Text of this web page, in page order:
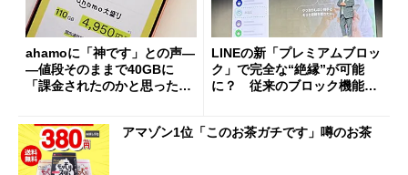
ahamoに「神です」との声―
―値段そのままで40GBに
「課金されたのかと思った」
LINEの新「プレミアムブロッ
ク」で完全な“絶縁”が可能
に？ 従来のブロック機能と
アマゾン1位「このお茶ガチです」噂のお茶